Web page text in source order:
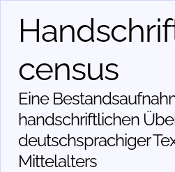
census
Eine
handschriftlichen
deutschsprachiger
Mittelalters